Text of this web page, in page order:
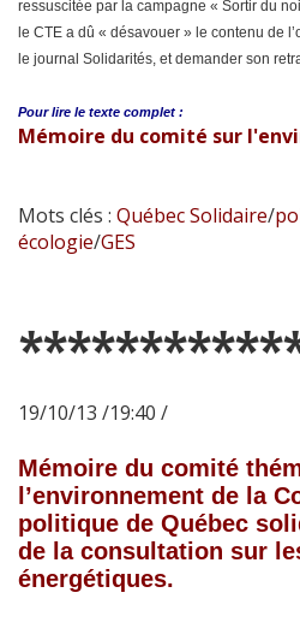
ressuscitée par la campagne « Sortir du
le CTE a dû « désavouer » le contenu de
le journal Solidarités, et demander son
Pour lire le texte complet :
Mémoire du comité sur
Mots clés : Québec Solidaire/
écologie/GES
19/10/13 /19:40 /
Mémoire du comité
l’environnement de la
politique de Québec
de la consultation sur
énergétiques.